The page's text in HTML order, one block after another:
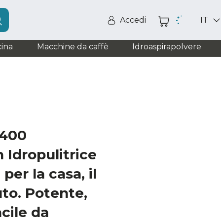
Accedi IT
Macchine da caffè Idroaspirapolvere
Idropulitrice
la casa, il
Potente,
da